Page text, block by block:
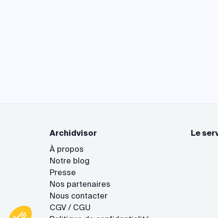
Axeptio consent
Plateforme de Gestion du Consentement : Personnalisez
Notre plateforme vous permet d'adapter et de gérer vos
Archidvisor
À propos
Notre blog
Presse
Nos partenaires
Nous contacter
CGV / CGU
Le